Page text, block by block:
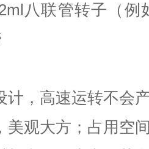
八联管转子（例
计，高速运转不会
美观大方；占用空